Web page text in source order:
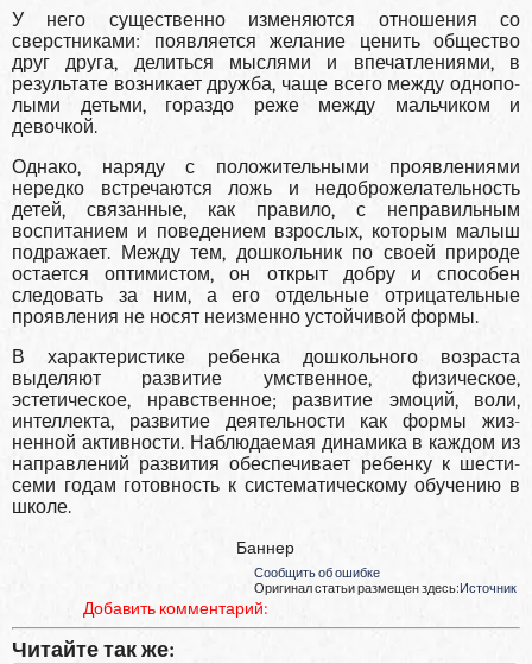
У него существенно изменяются отношения со
сверстниками: появляет­ся желание ценить общество
друг друга, делиться мыслями и впечат­лениями, в
результате возникает дружба, чаще всего между однопо­
лыми детьми, гораздо реже между мальчиком и
девочкой.
Однако, наряду с положительными проявлениями
нередко встречаются ложь и недоброжелательность
детей, связанные, как правило, с неправиль­ным
воспитанием и поведением взрослых, которым малыш
подража­ет. Между тем, дошкольник по своей природе
остается оптимистом, он открыт добру и способен
следовать за ним, а его отдельные отри­цательные
проявления не носят неизменно устойчивой формы.
В характеристике ребенка дошкольного возраста
выделяют развитие умственное, физическое,
эстетическое, нравственное; разви­тие эмоций, воли,
интеллекта, развитие деятельности как формы жиз­
ненной активности. Наблюдаемая динамика в каждом из
направлений развития обеспечивает ребенку к шести-
семи годам готовность к сис­тематическому обучению в
школе.
Баннер
Сообщить об ошибке
Оригинал статьи размещен здесь:Источник
Добавить комментарий:
Читайте так же: